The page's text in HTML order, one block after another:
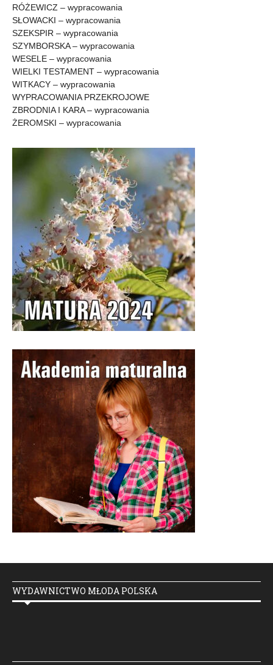
RÓŻEWICZ – wypracowania
SŁOWACKI – wypracowania
SZEKSPIR – wypracowania
SZYMBORSKA – wypracowania
WESELE – wypracowania
WIELKI TESTAMENT – wypracowania
WITKACY – wypracowania
WYPRACOWANIA PRZEKROJOWE
ZBRODNIA I KARA – wypracowania
ŻEROMSKI – wypracowania
WYDAWNICTWO MŁODA POLSKA